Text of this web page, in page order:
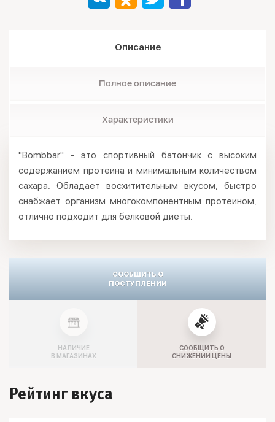
Описание
Полное описание
Характеристики
"Bombbar" - это спортивный батончик с высоким
содержанием протеина и минимальным количеством
сахара. Обладает восхитительным вкусом, быстро
снабжает организм многокомпонентным протеином,
отлично подходит для белковой диеты.
СООБЩИТЬ О
ПОСТУПЛЕНИИ
НАЛИЧИЕ
В МАГАЗИНАХ
СООБЩИТЬ О
СНИЖЕНИИ ЦЕНЫ
Рейтинг вкуса